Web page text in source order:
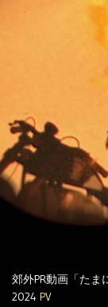
郊外PR動画「たま
2024 PV